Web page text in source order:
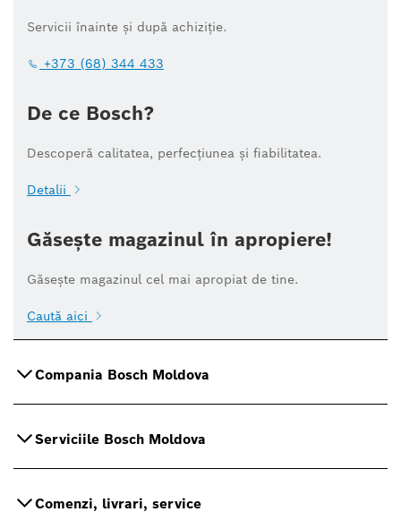
Servicii înainte și după achiziție.
+373 (68) 344 433
De ce Bosch?
Descoperă calitatea, perfecțiunea și fiabilitatea.
Detalii
Găsește magazinul în apropiere!
Găsește magazinul cel mai apropiat de tine.
Caută aici
Compania Bosch Moldova
Serviciile Bosch Moldova
Comenzi, livrari, service